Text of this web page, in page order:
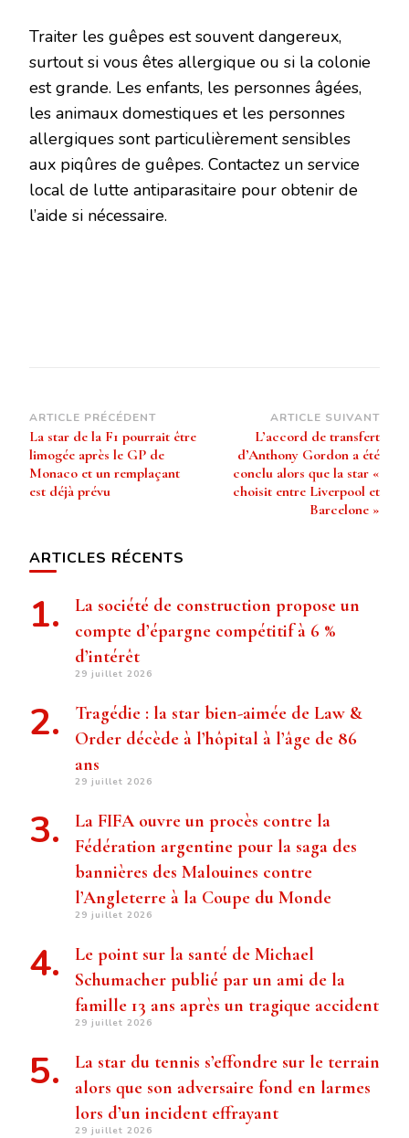
Traiter les guêpes est souvent dangereux,
surtout si vous êtes allergique ou si la colonie
est grande. Les enfants, les personnes âgées,
les animaux domestiques et les personnes
allergiques sont particulièrement sensibles
aux piqûres de guêpes. Contactez un service
local de lutte antiparasitaire pour obtenir de
l’aide si nécessaire.
Navigation
d’article
ARTICLE PRÉCÉDENT
La star de la F1 pourrait être
limogée après le GP de
Monaco et un remplaçant
est déjà prévu
ARTICLE SUIVANT
L’accord de transfert
d’Anthony Gordon a été
conclu alors que la star «
choisit entre Liverpool et
Barcelone »
ARTICLES RÉCENTS
La société de construction propose un
compte d’épargne compétitif à 6 %
d’intérêt
29 juillet 2026
Tragédie : la star bien-aimée de Law &
Order décède à l’hôpital à l’âge de 86
ans
29 juillet 2026
La FIFA ouvre un procès contre la
Fédération argentine pour la saga des
bannières des Malouines contre
l’Angleterre à la Coupe du Monde
29 juillet 2026
Le point sur la santé de Michael
Schumacher publié par un ami de la
famille 13 ans après un tragique accident
29 juillet 2026
La star du tennis s’effondre sur le terrain
alors que son adversaire fond en larmes
lors d’un incident effrayant
29 juillet 2026